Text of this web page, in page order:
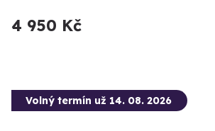
4 950 Kč
Volný termín už 14. 08. 2026